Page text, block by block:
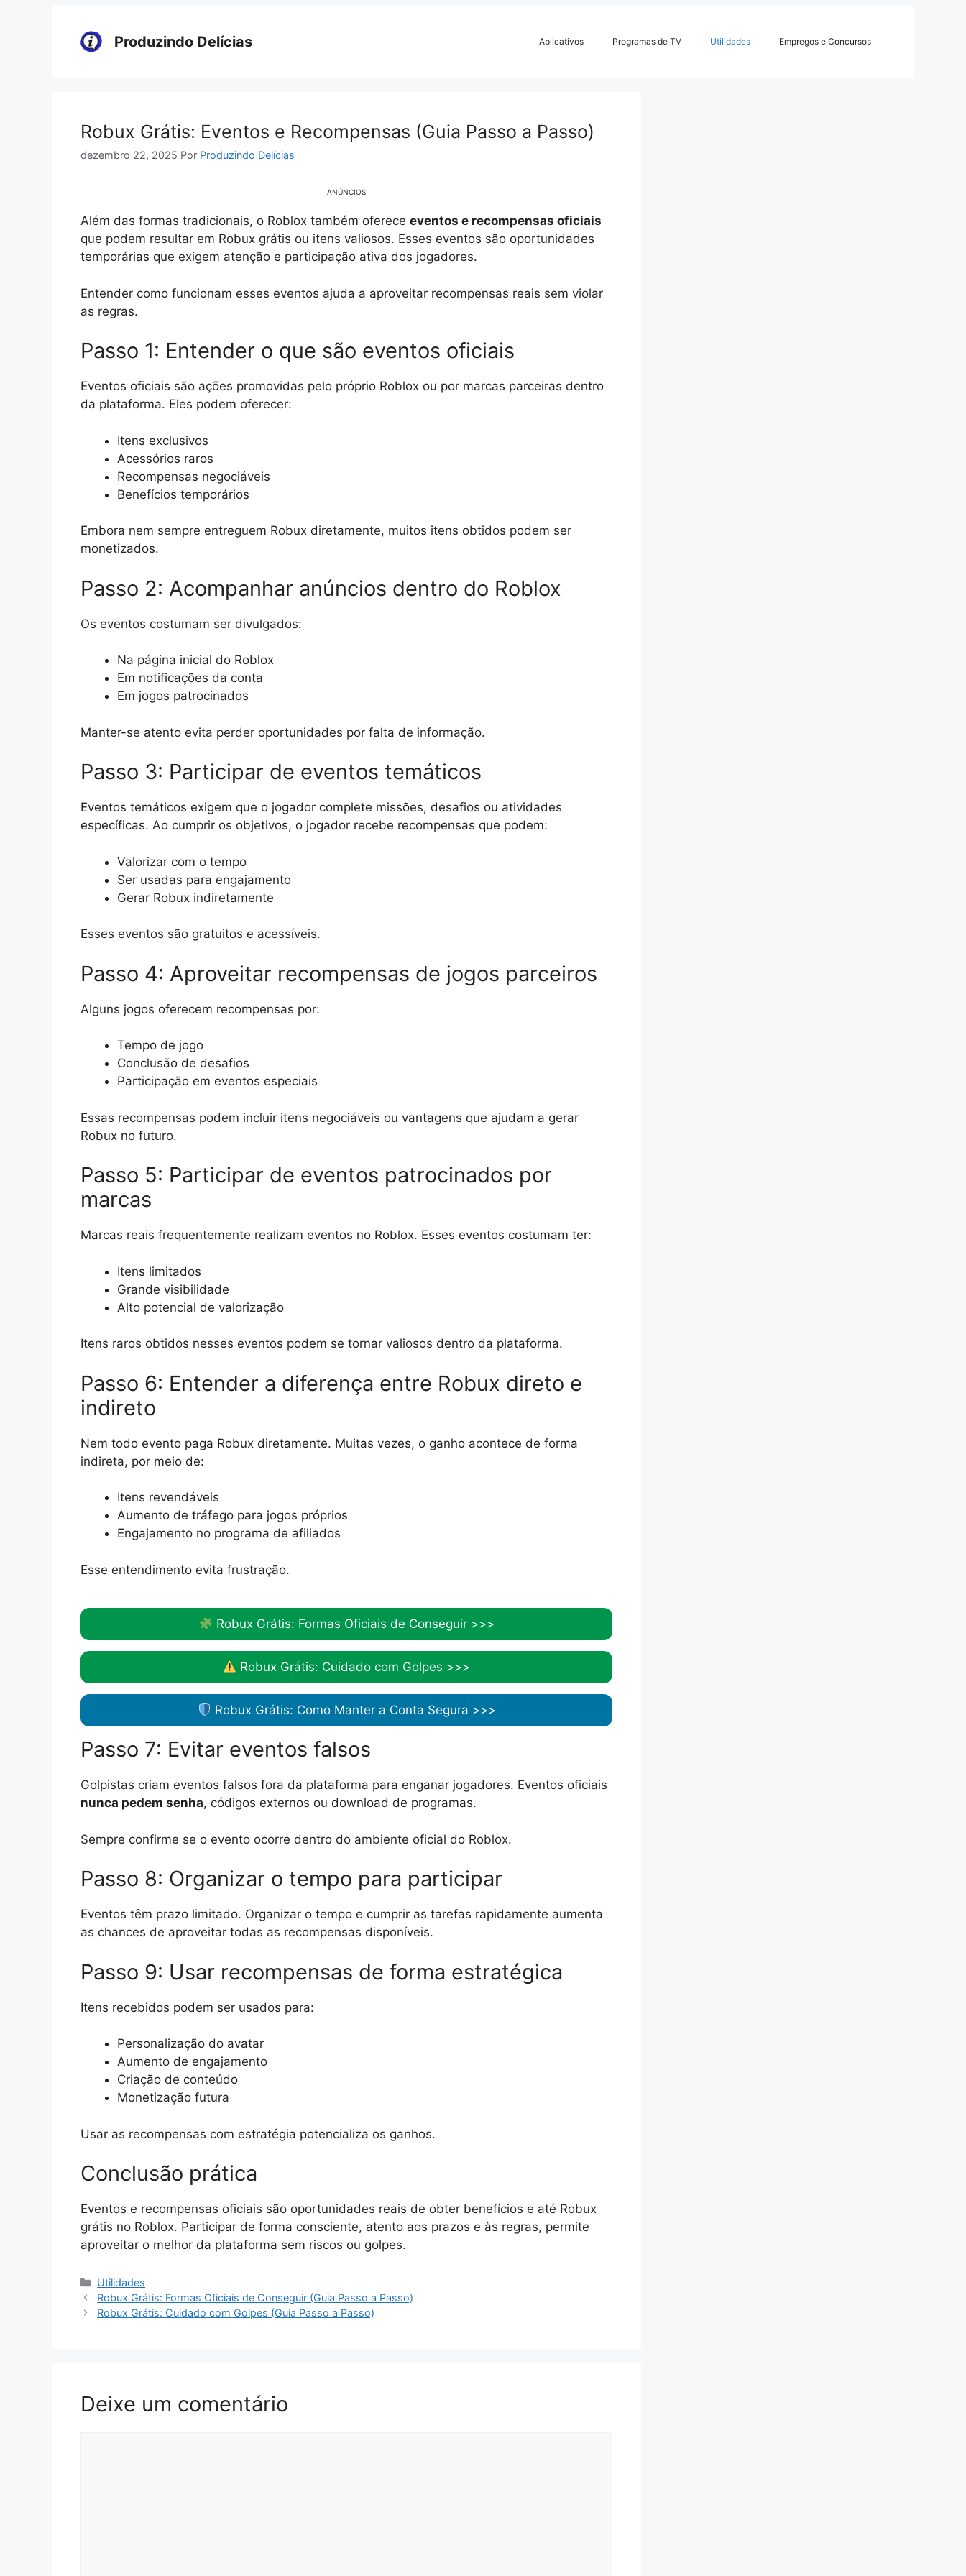
Produzindo Delícias Aplicativos Programas de TV Utilidades Empregos e Concursos
Robux Grátis: Eventos e Recompensas (Guia Passo a Passo)
dezembro 22, 2025 Por Produzindo Delícias
ANÚNCIOS
Além das formas tradicionais, o Roblox também oferece eventos e recompensas oficiais
que podem resultar em Robux grátis ou itens valiosos. Esses eventos são oportunidades
temporárias que exigem atenção e participação ativa dos jogadores.
Entender como funcionam esses eventos ajuda a aproveitar recompensas reais sem violar
as regras.
Passo 1: Entender o que são eventos oficiais
Eventos oficiais são ações promovidas pelo próprio Roblox ou por marcas parceiras dentro
da plataforma. Eles podem oferecer:
Itens exclusivos
Acessórios raros
Recompensas negociáveis
Benefícios temporários
Embora nem sempre entreguem Robux diretamente, muitos itens obtidos podem ser
monetizados.
Passo 2: Acompanhar anúncios dentro do Roblox
Os eventos costumam ser divulgados:
Na página inicial do Roblox
Em notificações da conta
Em jogos patrocinados
Manter-se atento evita perder oportunidades por falta de informação.
Passo 3: Participar de eventos temáticos
Eventos temáticos exigem que o jogador complete missões, desafios ou atividades
específicas. Ao cumprir os objetivos, o jogador recebe recompensas que podem:
Valorizar com o tempo
Ser usadas para engajamento
Gerar Robux indiretamente
Esses eventos são gratuitos e acessíveis.
Passo 4: Aproveitar recompensas de jogos parceiros
Alguns jogos oferecem recompensas por:
Tempo de jogo
Conclusão de desafios
Participação em eventos especiais
Essas recompensas podem incluir itens negociáveis ou vantagens que ajudam a gerar
Robux no futuro.
Passo 5: Participar de eventos patrocinados por
marcas
Marcas reais frequentemente realizam eventos no Roblox. Esses eventos costumam ter:
Itens limitados
Grande visibilidade
Alto potencial de valorização
Itens raros obtidos nesses eventos podem se tornar valiosos dentro da plataforma.
Passo 6: Entender a diferença entre Robux direto e
indireto
Nem todo evento paga Robux diretamente. Muitas vezes, o ganho acontece de forma
indireta, por meio de:
Itens revendáveis
Aumento de tráfego para jogos próprios
Engajamento no programa de afiliados
Esse entendimento evita frustração.
Robux Grátis: Formas Oficiais de Conseguir >>>
Robux Grátis: Cuidado com Golpes >>>
Robux Grátis: Como Manter a Conta Segura >>>
Passo 7: Evitar eventos falsos
Golpistas criam eventos falsos fora da plataforma para enganar jogadores. Eventos oficiais
nunca pedem senha, códigos externos ou download de programas.
Sempre confirme se o evento ocorre dentro do ambiente oficial do Roblox.
Passo 8: Organizar o tempo para participar
Eventos têm prazo limitado. Organizar o tempo e cumprir as tarefas rapidamente aumenta
as chances de aproveitar todas as recompensas disponíveis.
Passo 9: Usar recompensas de forma estratégica
Itens recebidos podem ser usados para:
Personalização do avatar
Aumento de engajamento
Criação de conteúdo
Monetização futura
Usar as recompensas com estratégia potencializa os ganhos.
Conclusão prática
Eventos e recompensas oficiais são oportunidades reais de obter benefícios e até Robux
grátis no Roblox. Participar de forma consciente, atento aos prazos e às regras, permite
aproveitar o melhor da plataforma sem riscos ou golpes.
Categorias
Utilidades
Robux Grátis: Formas Oficiais de Conseguir (Guia Passo a Passo)
Robux Grátis: Cuidado com Golpes (Guia Passo a Passo)
Deixe um comentário